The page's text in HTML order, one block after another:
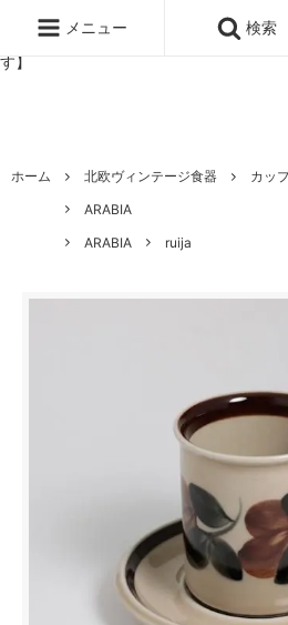
ッタのオンラインストア【アラビア,ク
ージ食器,雅峰窯やソルテグラスジュエ
す】
メニュー 検索
ホーム 北欧ヴィンテージ食器
カッ
ARABIA
ARABIA
ruija